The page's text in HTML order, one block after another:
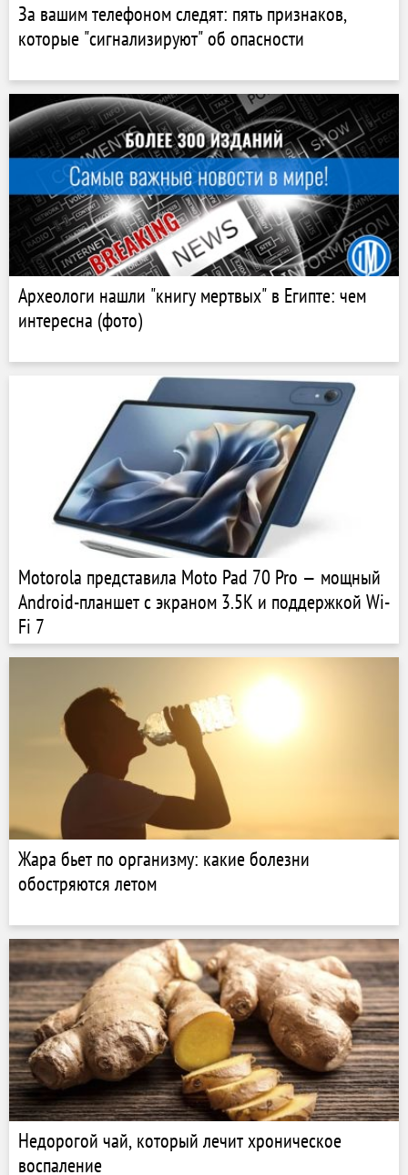
За вашим телефоном следят: пять признаков,
которые "сигнализируют" об опасности
Археологи нашли "книгу мертвых" в Египте: чем
интересна (фото)
Motorola представила Moto Pad 70 Pro — мощный
Android-планшет с экраном 3.5K и поддержкой Wi-
Fi 7
Жара бьет по организму: какие болезни
обостряются летом
Недорогой чай, который лечит хроническое
воспаление